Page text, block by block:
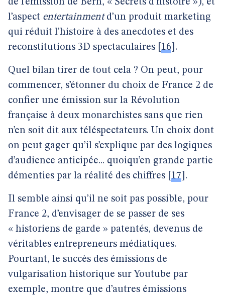
de l’émission de Bern, « Secrets d’histoire »), et
l’aspect entertainmentd’un produit marketing
qui réduit l’histoire à des anecdotes et des
reconstitutions 3D spectaculaires 16 .
Quel bilan tirer de tout cela ? On peut, pour
commencer, s’étonner du choix de France 2 de
confier une émission sur la Révolution
française à deux monarchistes sans que rien
n’en soit dit aux téléspectateurs. Un choix dont
on peut gager qu’il s’explique par des logiques
d’audience anticipée... quoiqu’en grande partie
démenties par la réalité des chiffres 17 .
Il semble ainsi qu’il ne soit pas possible, pour
France 2, d’envisager de se passer de ses
« historiens de garde » patentés, devenus de
véritables entrepreneurs médiatiques.
Pourtant, le succès des émissions de
vulgarisation historique sur Youtube par
exemple, montre que d’autres émissions